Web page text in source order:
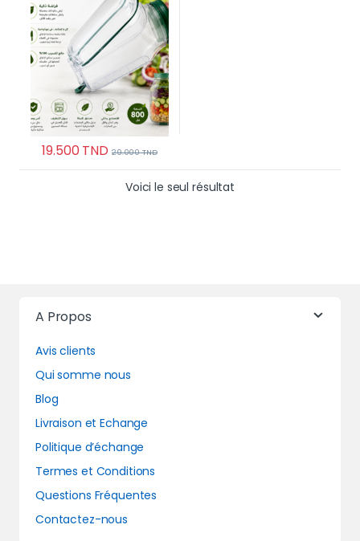
19.500TND 29.000TND
Voici le seul résultat
A Propos
Avis clients
Qui somme nous
Blog
Livraison et Echange
Politique d’échange
Termes et Conditions
Questions Fréquentes
Contactez-nous